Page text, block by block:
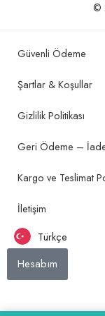
©
Güvenli Ödeme
Şartlar & Koşullar
Gizlilik Politikası
Geri Ödeme – İade
Kargo ve Teslimat
İletişim
Türkçe
Hesabım